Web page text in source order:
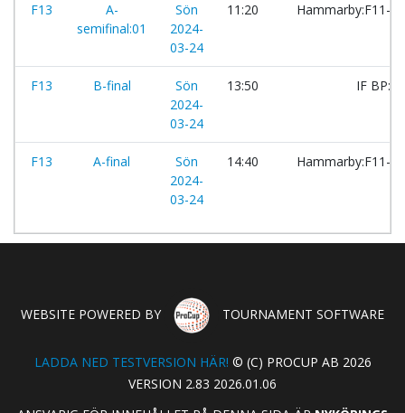
F13
A-
semifinal:01
Sön
2024-
03-24
11:20 Hammarby:F11-2
F13 B-final
Sön
2024-
03-24
13:50 IF BP:4
F13 A-final
Sön
2024-
03-24
14:40 Hammarby:F11-2
WEBSITE POWERED BY TOURNAMENT SOFTWARE
LADDA NED TESTVERSION HÄR! © (C) PROCUP AB 2026
VERSION 2.83 2026.01.06